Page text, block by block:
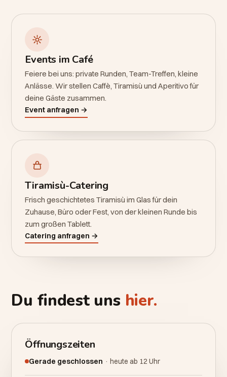
Events im Café
Feiere bei uns: private Runden, Team-Treffen, kleine
Anlässe. Wir stellen Caffè, Tiramisù und Aperitivo für
deine Gäste zusammen.
Event anfragen →
Tiramisù-Catering
Frisch geschichtetes Tiramisù im Glas für dein
Zuhause, Büro oder Fest, von der kleinen Runde bis
zum großen Tablett.
Catering anfragen →
Du findest uns hier.
Öffnungszeiten
Gerade geschlossen · heute ab 12 Uhr